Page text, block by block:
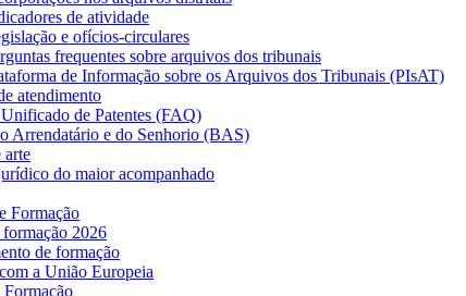
de atividade
e ofícios-circulares
frequentes sobre arquivos dos tribunais
de Informação sobre os Arquivos dos Tribunais (PIsAT)
atendimento
de Patentes (FAQ)
Arrendatário e do Senhorio (BAS)
arte
do maior acompanhado
Formação
2026
de formação
a União Europeia
Formação